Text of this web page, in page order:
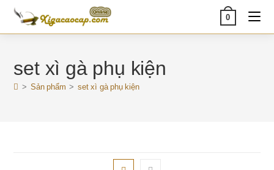
Skip
content
0
set xì gà phụ kiện
> Sản phẩm > set xì gà phụ kiện